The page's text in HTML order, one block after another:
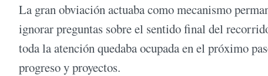
La gran obviación actuaba como mecanismo
ignorar preguntas sobre el sentido final del
toda la atención quedaba ocupada en el próximo
progreso y proyectos.